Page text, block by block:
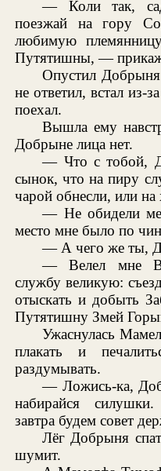
— Коли так,
поезжай на гору
любимую
Путятишны, —
Опустил Добрыня
не ответил, встал из-
поехал.
Вышла ему
Добрыне лица нет.
— Что с тобой,
сынок, что на пиру
чарой обнесли, или на
— Не обидели
место мне было по
— А чего же ты,
— Велел мне
службу великую:
отыскать и добыть
Путятишну Змей
Ужаснулась
плакать и
раздумывать.
— Ложись-ка,
набирайся
завтра будем совет
Лёг Добрыня
шумит.